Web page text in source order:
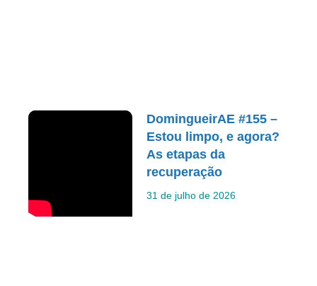
DomingueirAE #155 –
Estou limpo, e agora?
As etapas da
recuperação
31 de julho de 2026